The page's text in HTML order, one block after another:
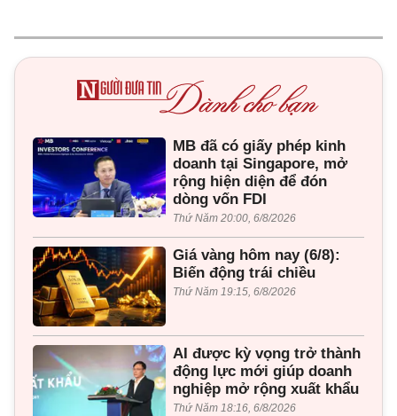
MB đã có giấy phép kinh
doanh tại Singapore, mở
rộng hiện diện để đón
dòng vốn FDI
Thứ Năm 20:00, 6/8/2026
Giá vàng hôm nay (6/8):
Biến động trái chiều
Thứ Năm 19:15, 6/8/2026
AI được kỳ vọng trở thành
động lực mới giúp doanh
nghiệp mở rộng xuất khẩu
Thứ Năm 18:16, 6/8/2026